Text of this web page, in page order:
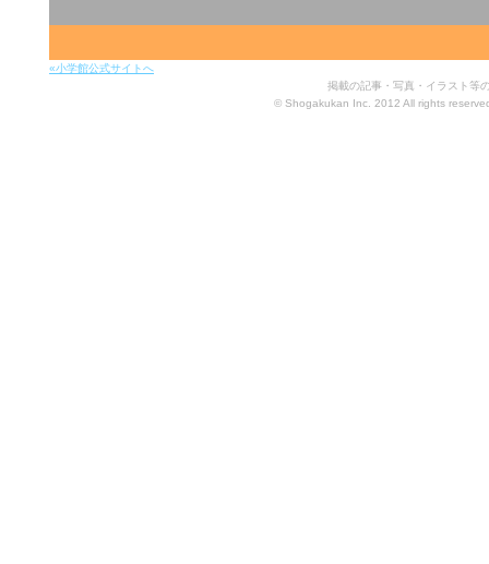
«小学館公式サイトへ
掲載の記事・写真・イラスト等
© Shogakukan Inc. 2012 All rights